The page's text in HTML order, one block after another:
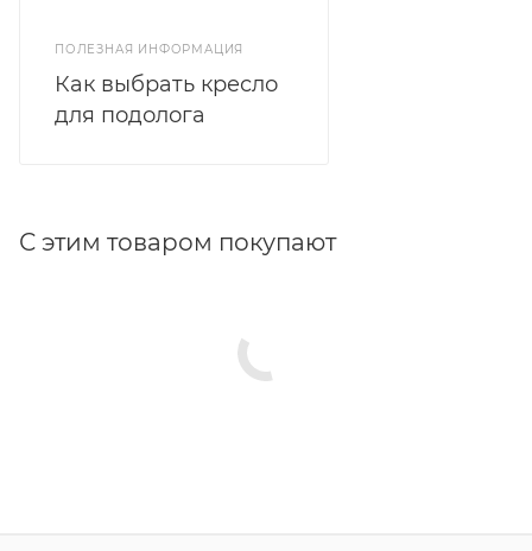
ПОЛЕЗНАЯ ИНФОРМАЦИЯ
Как выбрать кресло
для подолога
С этим товаром покупают